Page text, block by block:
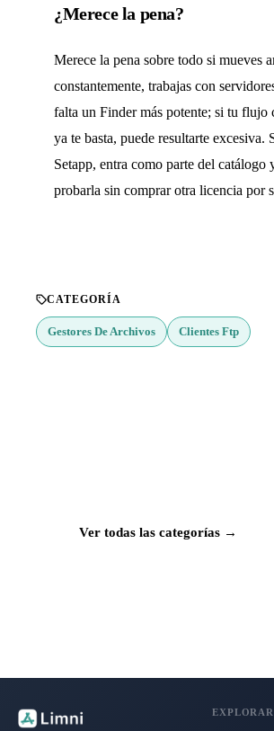
¿Merece la pena?
Merece la pena sobre todo si mueves
constantemente, trabajas con
falta un Finder más potente; si tu flujo
ya te basta, puede resultarte excesiva.
Setapp, entra como parte del catálogo
probarla sin comprar otra licencia por
CATEGORÍA
Gestores De Archivos Clientes Ftp
Ver todas las categorías →
EXPLORAR